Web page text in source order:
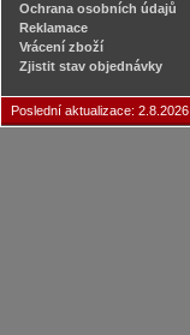
Ochrana osobních údajů
Reklamace
Vrácení zboží
Zjistit stav objednávky
Poslední aktualizace: 2.8.2026